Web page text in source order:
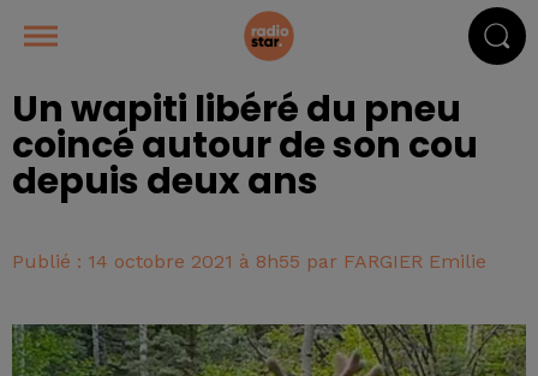
Un wapiti libéré du pneu
coincé autour de son cou
depuis deux ans
Publié : 14 octobre 2021 à 8h55 par FARGIER Emilie